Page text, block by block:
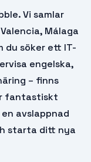
Vi samlar
Málaga
du söker ett IT-
engelska,
– finns
fantastiskt
avslappnad
starta ditt nya